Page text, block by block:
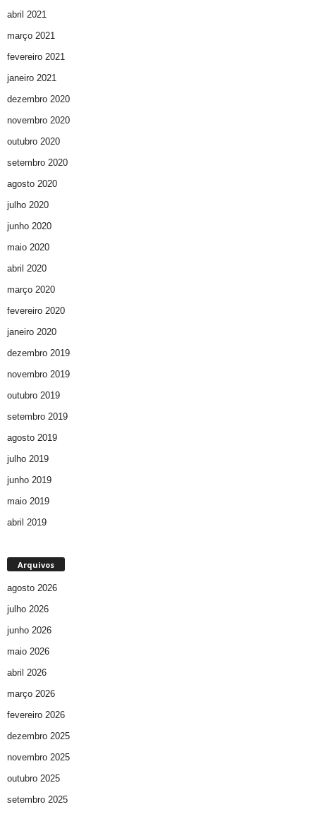
abril 2021
março 2021
fevereiro 2021
janeiro 2021
dezembro 2020
novembro 2020
outubro 2020
setembro 2020
agosto 2020
julho 2020
junho 2020
maio 2020
abril 2020
março 2020
fevereiro 2020
janeiro 2020
dezembro 2019
novembro 2019
outubro 2019
setembro 2019
agosto 2019
julho 2019
junho 2019
maio 2019
abril 2019
Arquivos
agosto 2026
julho 2026
junho 2026
maio 2026
abril 2026
março 2026
fevereiro 2026
dezembro 2025
novembro 2025
outubro 2025
setembro 2025